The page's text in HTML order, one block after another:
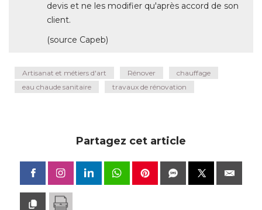
devis et ne les modifier qu'après accord de son
client.
(source Capeb)
Artisanat et métiers d'art Rénover
chauffage
eau chaude sanitaire
travaux de rénovation
Partagez cet article